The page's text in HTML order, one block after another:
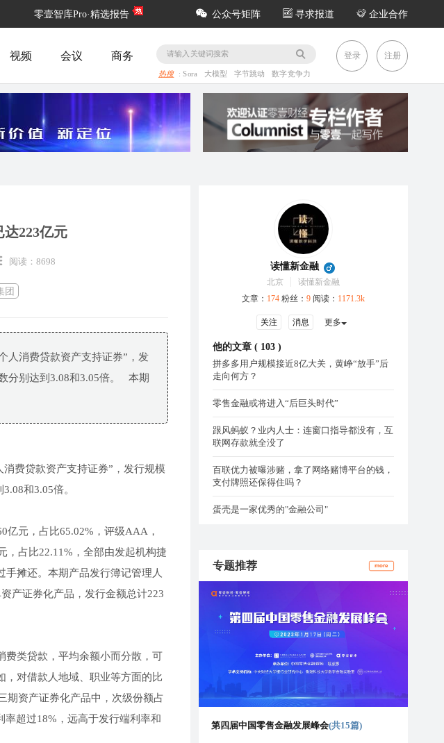
零壹智库Pro·精选报告 公众号矩阵 寻求报道 企业合作
视频 会议 商务
热搜 :Sora 大模型 字节跳动 数字竞争力
登录 注册
达223亿元
阅读：8698
团
人消费贷款资产支持证券”，发
分别达到3.08和3.05倍。 本期
费贷款资产支持证券”，发行规模
和3.05倍。
元，占比65.02%，评级AAA，
，占比22.11%，全部由发起机构捷
摊还。本期产品发行簿记管理人
产证券化产品，发行金额总计223
费类贷款，平均余额小而分散，可
，对借款人地域、职业等方面的比
期资产证券化产品中，次级份额占
超过18%，远高于发行端利率和
读懂新金融
北京
读懂新金融
文章： 174 粉丝： 9 阅读： 1171.3k
关注 消息 更多
他的文章 ( 103 )
拼多多用户规模接近8亿大关，黄峥“放手”后
走向何方？
零售金融或将进入“后巨头时代”
跟风蚂蚁？业内人士：连窗口指导都没有，互
联网存款就全没了
百联优力被曝涉赌，拿了网络赌博平台的钱，
支付牌照还保得住吗？
蛋壳是一家优秀的"金融公司"
专题推荐 more
第四届中国零售金融发展峰会(共15篇)